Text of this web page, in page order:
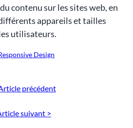
contenu sur les sites web, en
appareils et tailles
utilisateurs.
Design
précédent
suivant >